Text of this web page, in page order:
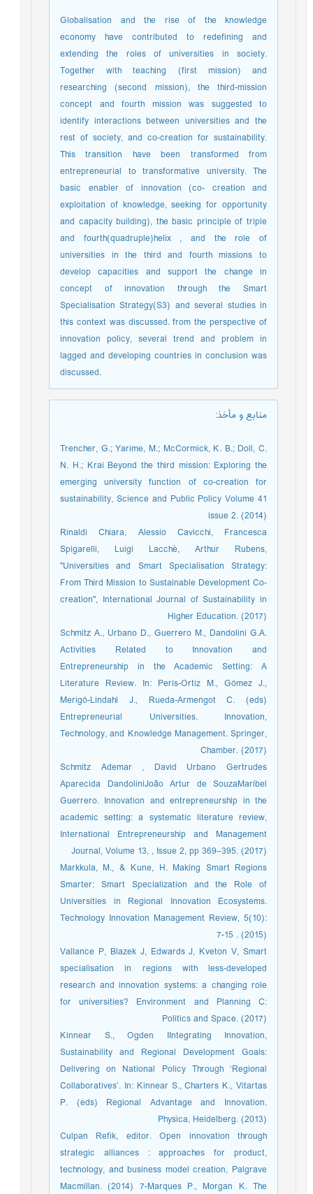
Globalisation and the rise of the knowledge
economy have contributed to redefining and
extending the roles of universities in society.
Together with teaching (first mission) and
researching (second mission), the third-mission
concept and fourth mission was suggested to
identify interactions between universities and the
rest of society, and co-creation for sustainability.
This transition have been transformed from
entrepreneurial to transformative university. The
basic enabler of innovation (co- creation and
exploitation of knowledge, seeking for opportunity
and capacity building), the basic principle of triple
and fourth(quadruple)helix , and the role of
universities in the third and fourth missions to
develop capacities and support the change in
concept of innovation through the Smart
Specialisation Strategy(S3) and several studies in
this context was discussed. from the perspective of
innovation policy, several trend and problem in
lagged and developing countries in conclusion was
discussed.
منابع و مأخذ:
Trencher, G.; Yarime, M.; McCormick, K. B.; Doll, C.
N. H.; Krai Beyond the third mission: Exploring the
emerging university function of co-creation for
sustainability, Science and Public Policy Volume 41
issue 2. (2014)
Rinaldi Chiara, Alessio Cavicchi, Francesca
Spigarelli, Luigi Lacchè, Arthur Rubens,
"Universities and Smart Specialisation Strategy:
From Third Mission to Sustainable Development Co-
creation", International Journal of Sustainability in
Higher Education. (2017)
Schmitz A., Urbano D., Guerrero M., Dandolini G.A.
Activities Related to Innovation and
Entrepreneurship in the Academic Setting: A
Literature Review. In: Peris-Ortiz M., Gómez J.,
Merigó-Lindahl J., Rueda-Armengot C. (eds)
Entrepreneurial Universities. Innovation,
Technology, and Knowledge Management. Springer,
Chamber. (2017)
Schmitz Ademar , David Urbano Gertrudes
Aparecida DandoliniJoão Artur de SouzaMaribel
Guerrero. Innovation and entrepreneurship in the
academic setting: a systematic literature review,
International Entrepreneurship and Management
Journal, Volume 13, , Issue 2, pp 369–395. (2017)
Markkula, M., & Kune, H. Making Smart Regions
Smarter: Smart Specialization and the Role of
Universities in Regional Innovation Ecosystems.
Technology Innovation Management Review, 5(10):
7-15 . (2015)
Vallance P, Blazek J, Edwards J, Kveton V, Smart
specialisation in regions with less-developed
research and innovation systems: a changing role
for universities? Environment and Planning C:
Politics and Space. (2017)
Kinnear S., Ogden IIntegrating Innovation,
Sustainability and Regional Development Goals:
Delivering on National Policy Through ‘Regional
Collaboratives’. In: Kinnear S., Charters K., Vitartas
P. (eds) Regional Advantage and Innovation.
Physica, Heidelberg. (2013)
Culpan Refik, editor. Open innovation through
strategic alliances : approaches for product,
technology, and business model creation, Palgrave
Macmillan. (2014) 7-Marques P., Morgan K. The